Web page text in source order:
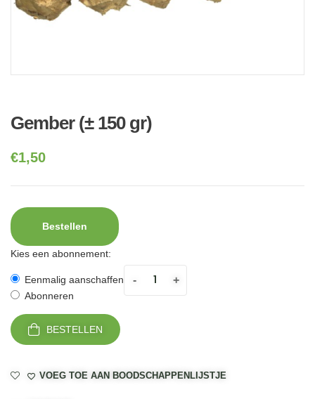
Gember (± 150 gr)
€1,50
Bestellen
Kies een abonnement:
Eenmalig aanschaffen
Abonneren
- +
BESTELLEN
VOEG TOE AAN BOODSCHAPPENLIJSTJE